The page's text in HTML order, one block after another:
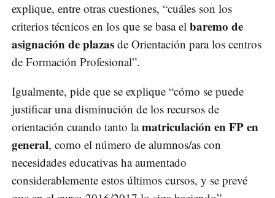
explique, entre otras cuestiones, “cuáles son los
criterios técnicos en los que se basa el baremo de
asignación de plazas de Orientación para los centros
de Formación Profesional”.
Igualmente, pide que se explique “cómo se puede
justificar una disminución de los recursos de
orientación cuando tanto lamatriculación en FP en
general, como el número de alumnos/as con
necesidades educativas ha aumentado
considerablemente estos últimos cursos, y se prevé